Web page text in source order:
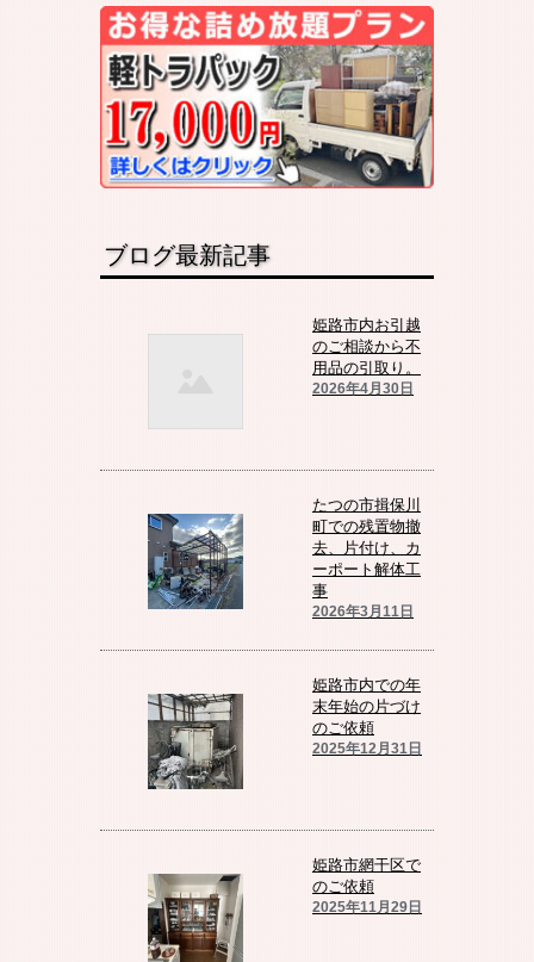
ブログ最新記事
姫路市内お引越
のご相談から不
用品の引取り。
2026年4月30日
たつの市揖保川
町での残置物撤
去、片付け、カ
ーポート解体工
事
2026年3月11日
姫路市内での年
末年始の片づけ
のご依頼
2025年12月31日
姫路市網干区で
のご依頼
2025年11月29日